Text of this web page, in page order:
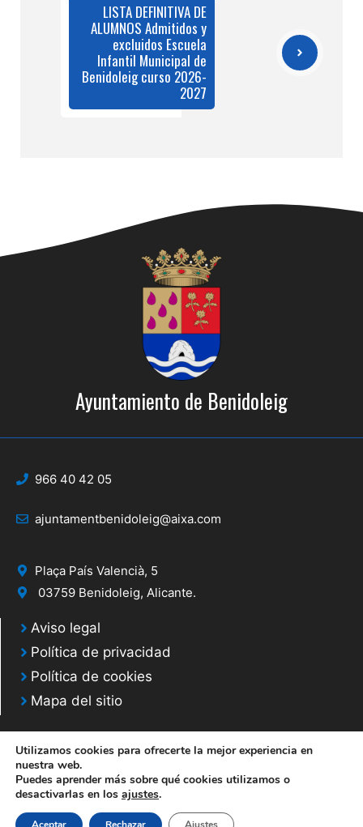
LISTA DEFINITIVA DE
ALUMNOS Admitidos y
excluidos Escuela
Infantil Municipal de
Benidoleig curso 2026-
2027
Ayuntamiento de Benidoleig
966 40 42 05
ajuntamentbenidoleig@aixa.com
Plaça País Valencià, 5
03759 Benidoleig, Alicante.
Aviso legal
Política de privacidad
Política de cookies
Mapa del sitio
© 2025 Web desarrollada por el Servicio de Informática de Diputación de
Utilizamos cookies para ofrecerte la mejor experiencia en
nuestra web.
Puedes aprender más sobre qué cookies utilizamos o
desactivarlas en los ajustes.